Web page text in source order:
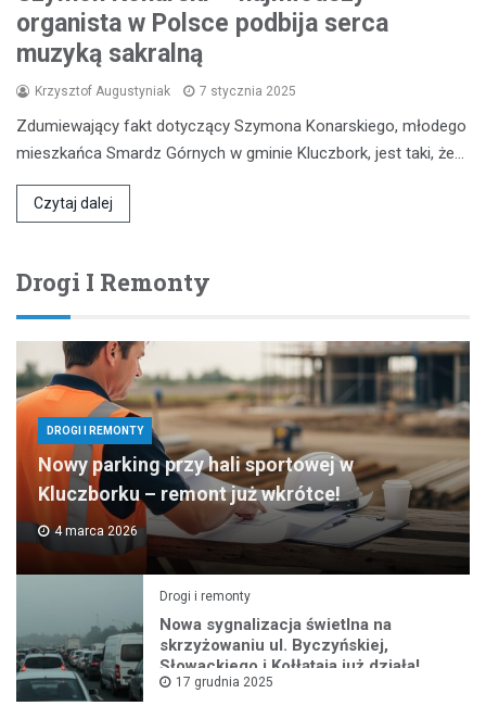
organista w Polsce podbija serca
muzyką sakralną
Krzysztof Augustyniak 7 stycznia 2025
Zdumiewający fakt dotyczący Szymona Konarskiego, młodego
mieszkańca Smardz Górnych w gminie Kluczbork, jest taki, że…
Czytaj dalej
Drogi I Remonty
DROGI I REMONTY
Nowy parking przy hali sportowej w
Kluczborku – remont już wkrótce!
4 marca 2026
Drogi i remonty
Nowa sygnalizacja świetlna na
skrzyżowaniu ul. Byczyńskiej,
Słowackiego i Kołłątaja już działa!
17 grudnia 2025